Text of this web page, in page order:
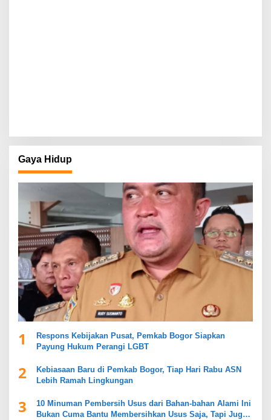
Gaya Hidup
1
Respons Kebijakan Pusat, Pemkab Bogor Siapkan
Payung Hukum Perangi LGBT
2
Kebiasaan Baru di Pemkab Bogor, Tiap Hari Rabu ASN
Lebih Ramah Lingkungan
3
10 Minuman Pembersih Usus dari Bahan-bahan Alami Ini
Bukan Cuma Bantu Membersihkan Usus Saja, Tapi Juga